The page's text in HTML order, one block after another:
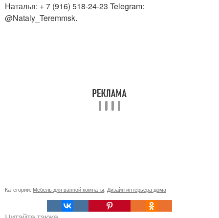
Наталья: + 7 (916) 518-24-23 Telegram:
@Nataly_Teremmsk.
Категории: Мебель для ванной комнаты Дизайн интерьера дома